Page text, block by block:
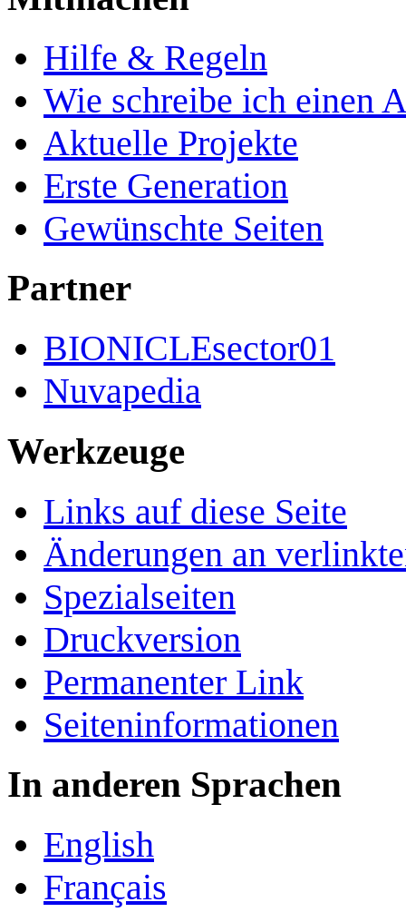
Hilfe & Regeln
Wie schreibe ich einen
Aktuelle Projekte
Erste Generation
Gewünschte Seiten
Partner
BIONICLEsector01
Nuvapedia
Werkzeuge
Links auf diese Seite
Änderungen an
Spezialseiten
Druckversion
Permanenter Link
Seiten­­informationen
In anderen Sprachen
English
Français